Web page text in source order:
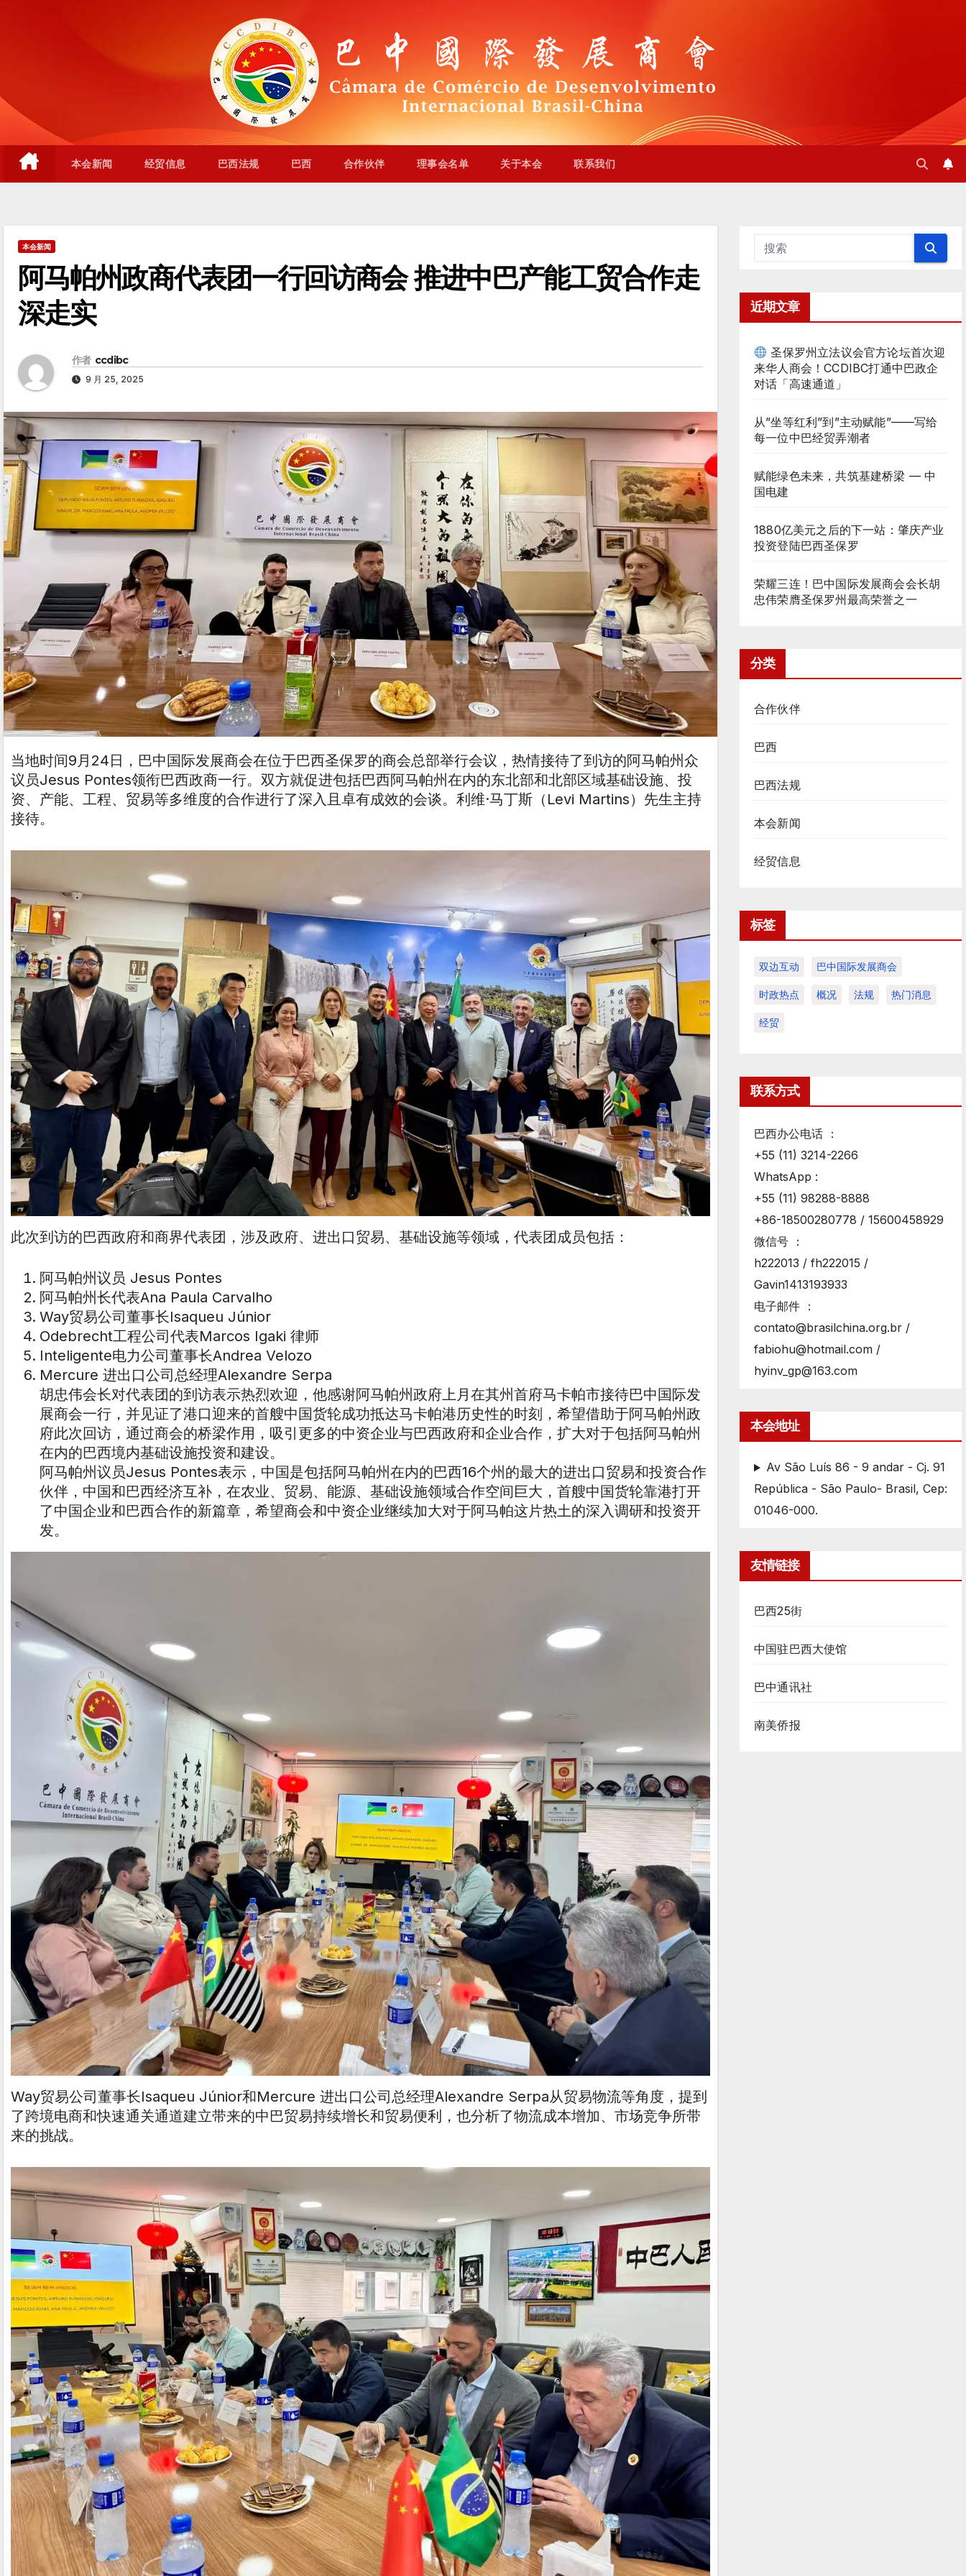
本会新闻 经贸信息 巴西法规 巴西 合作伙伴 理事会名单 关于本会 联系我们
本会新闻
阿马帕州政商代表团一行回访商会 推进中巴产能工贸合作走
深走实
作者 ccdibc
9 月 25, 2025
当地时间9月24日，巴中国际发展商会在位于巴西圣保罗的商会总部举行会议，热情接待了到访的阿马帕州众
议员Jesus Pontes领衔巴西政商一行。双方就促进包括巴西阿马帕州在内的东北部和北部区域基础设施、投
资、产能、工程、贸易等多维度的合作进行了深入且卓有成效的会谈。利维·马丁斯（Levi Martins）先生主持
接待。
此次到访的巴西政府和商界代表团，涉及政府、进出口贸易、基础设施等领域，代表团成员包括：
阿马帕州议员 Jesus Pontes
阿马帕州长代表Ana Paula Carvalho
Way贸易公司董事长Isaqueu Júnior
Odebrecht工程公司代表Marcos Igaki 律师
Inteligente电力公司董事长Andrea Velozo
Mercure 进出口公司总经理Alexandre Serpa
胡忠伟会长对代表团的到访表示热烈欢迎，他感谢阿马帕州政府上月在其州首府马卡帕市接待巴中国际发
展商会一行，并见证了港口迎来的首艘中国货轮成功抵达马卡帕港历史性的时刻，希望借助于阿马帕州政
府此次回访，通过商会的桥梁作用，吸引更多的中资企业与巴西政府和企业合作，扩大对于包括阿马帕州
在内的巴西境内基础设施投资和建设。
阿马帕州议员Jesus Pontes表示，中国是包括阿马帕州在内的巴西16个州的最大的进出口贸易和投资合作
伙伴，中国和巴西经济互补，在农业、贸易、能源、基础设施领域合作空间巨大，首艘中国货轮靠港打开
了中国企业和巴西合作的新篇章，希望商会和中资企业继续加大对于阿马帕这片热土的深入调研和投资开
发。
Way贸易公司董事长Isaqueu Júnior和Mercure 进出口公司总经理Alexandre Serpa从贸易物流等角度，提到
了跨境电商和快速通关通道建立带来的中巴贸易持续增长和贸易便利，也分析了物流成本增加、市场竞争所带
来的挑战。
近期文章
圣保罗州立法议会官方论坛首次迎
来华人商会！CCDIBC打通中巴政企
对话「高速通道」
从”坐等红利”到”主动赋能”——写给
每一位中巴经贸弄潮者
赋能绿色未来，共筑基建桥梁 — 中
国电建
1880亿美元之后的下一站：肇庆产业
投资登陆巴西圣保罗
荣耀三连！巴中国际发展商会会长胡
忠伟荣膺圣保罗州最高荣誉之一
分类
合作伙伴
巴西
巴西法规
本会新闻
经贸信息
标签
双边互动 巴中国际发展商会
时政热点 概况 法规 热门消息
经贸
联系方式
巴西办公电话 ：
+55 (11) 3214-2266
WhatsApp :
+55 (11) 98288-8888
+86-18500280778 / 15600458929
微信号 ：
h222013 / fh222015 /
Gavin1413193933
电子邮件 ：
contato@brasilchina.org.br /
fabiohu@hotmail.com /
hyinv_gp@163.com
本会地址
Av São Luís 86 - 9 andar - Cj. 91
República - São Paulo- Brasil, Cep:
01046-000.
友情链接
巴西25街
中国驻巴西大使馆
巴中通讯社
南美侨报